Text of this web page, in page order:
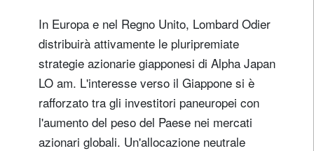
In Europa e nel Regno Unito, Lombard Odier
distribuirà attivamente le pluripremiate
strategie azionarie giapponesi di Alpha Japan
LO am. L'interesse verso il Giappone si è
rafforzato tra gli investitori paneuropei con
l'aumento del peso del Paese nei mercati
azionari globali. Un'allocazione neutrale